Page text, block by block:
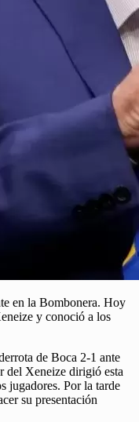
en la Bombonera. Hoy
y conoció a los
de Boca 2-1 ante
del Xeneize dirigió esta
jugadores. Por la tarde
su presentación